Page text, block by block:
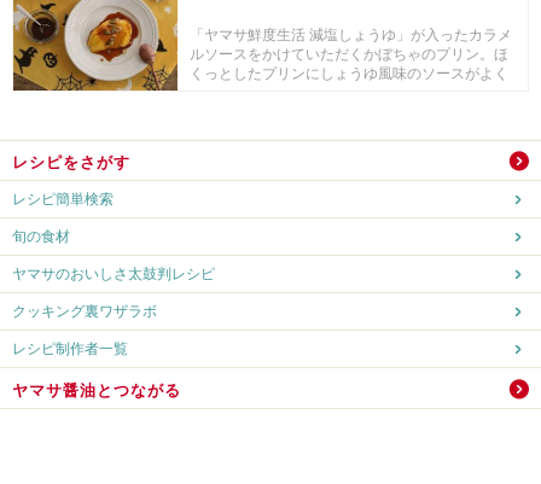
「ヤマサ鮮度生活 減塩しょうゆ」が入ったカラメ
ルソースをかけていただくかぼちゃのプリン。ほ
くっとしたプリンにしょうゆ風味のソースがよく
レシピをさがす
レシピ簡単検索
旬の食材
ヤマサのおいしさ太鼓判レシピ
クッキング裏ワザラボ
レシピ制作者一覧
ヤマサ醤油とつながる